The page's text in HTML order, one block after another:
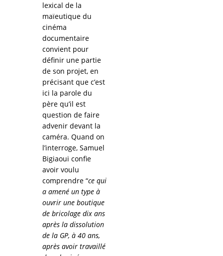
lexical de la
maïeutique du
cinéma
documentaire
convient pour
définir une partie
de son projet, en
précisant que c’est
ici la parole du
père qu’il est
question de faire
advenir devant la
caméra. Quand on
l’interroge, Samuel
Bigiaoui confie
avoir voulu
comprendre “ce qui
a amené un type à
ouvrir une boutique
de bricolage dix ans
après la dissolution
de la GP, à 40 ans,
après avoir travaillé